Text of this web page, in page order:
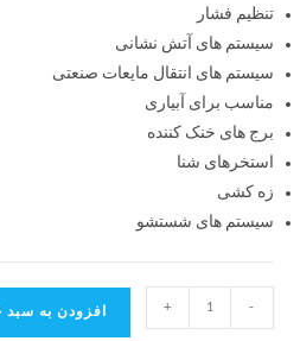
تنظیم فشار
سیستم های آتش نشانی
سیستم های انتقال مایعات صنعتی
مناسب برای آبیاری
برج های خنک کننده
استخرهای شنا
زه کشی
سیستم های شستشو
-
+ افزودن به سبد